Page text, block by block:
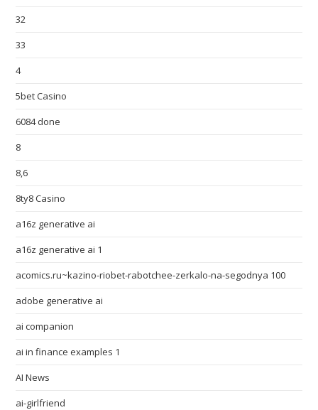
32
33
4
5bet Casino
6084 done
8
8,6
8ty8 Casino
a16z generative ai
a16z generative ai 1
acomics.ru~kazino-riobet-rabotchee-zerkalo-na-segodnya 100
adobe generative ai
ai companion
ai in finance examples 1
AI News
ai-girlfriend